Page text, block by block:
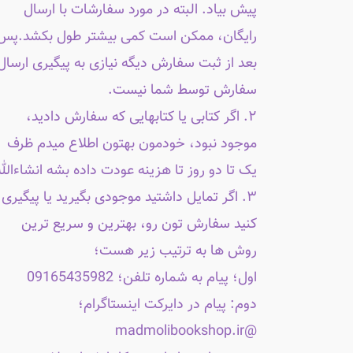
پیش بیاد. البته در مورد سفارشات با ارسال
رایگان، ممکن است کمی بیشتر طول
بعد از ثبت سفارش دیگه نیازی به پیگیری
سفارش توسط شما نیست.
۲. اگر کتابی یا کتابهایی که سفارش دادید،
موجود نبود، خودمون بهتون اطلاع میدم ظرف
یک تا دو روز تا هزینه عودت داده بشه
۳. اگر تمایل داشتید موجودی بگیرید یا پیگیری
کنید سفارش تون رو، بهترین و سریع ترین
روش ها به ترتیب زیر هست؛
اول؛ پیام به شماره تلفن؛ 09165435982
دوم: پیام در دایرکت اینستاگرام؛
@madmolibookshop.ir